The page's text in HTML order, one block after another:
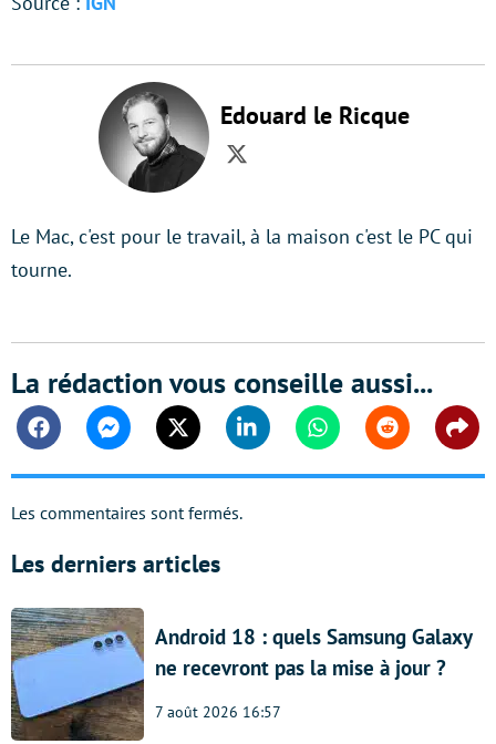
Edouard le Ricque
Twitter
Le Mac, c'est pour le travail, à la maison c'est le PC qui
tourne.
La rédaction vous conseille aussi...
FacebookMessengerTwitter Linkedin WhatsappReddit
Les commentaires sont fermés.
Les derniers articles
Android 18 : quels Samsung Galaxy
ne recevront pas la mise à jour ?
7 août 2026 16:57